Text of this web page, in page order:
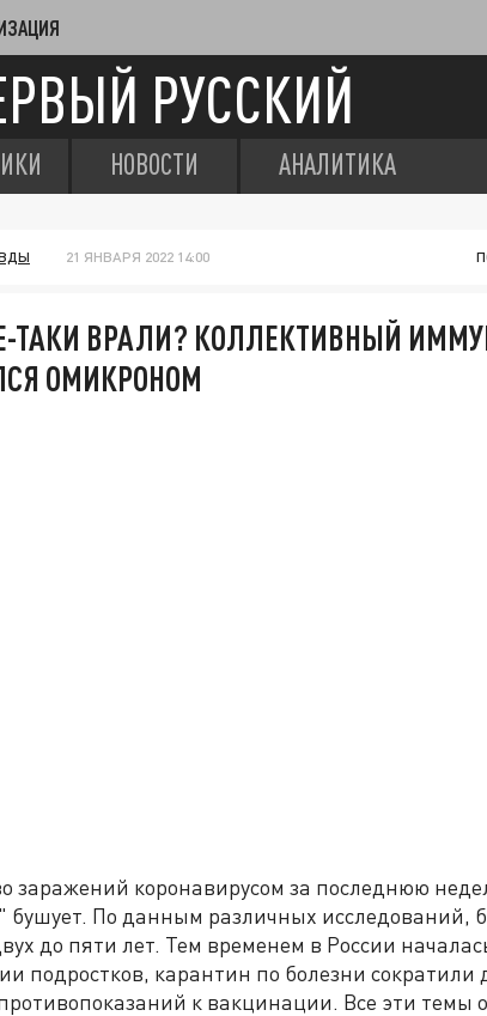
РУССКИЙ
НОВОСТИ АНАЛИТИКА
21 ЯНВАРЯ 2022 14:00
ТАКИ ВРАЛИ? КОЛЛЕКТИВНЫЙ
ОМИКРОНОМ
заражений коронавирусом за последнюю
По данным различных исследований,
до пяти лет. Тем временем в России
подростков, карантин по болезни сократили
к вакцинации. Все эти темы